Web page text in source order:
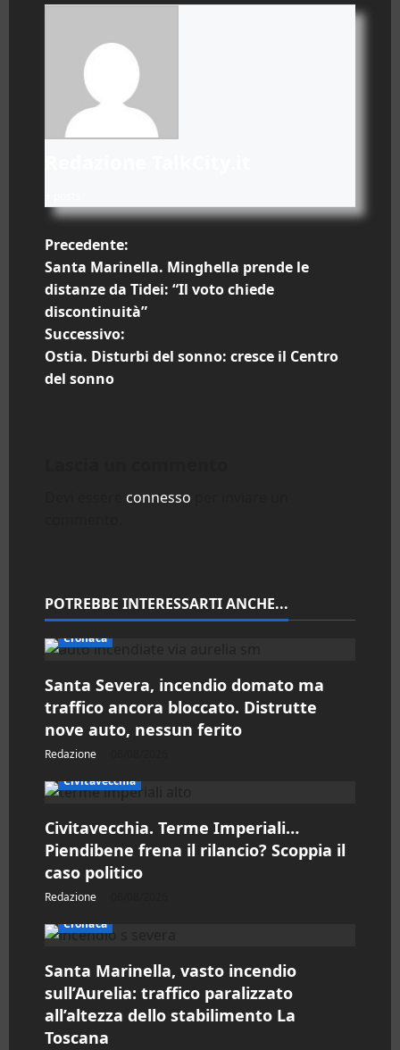
N
a
v
i
n
e
a
r
t
i
c
o
l
o
Precedente:
Santa Marinella. Minghella prende le
distanze da Tidei: “Il voto chiede
discontinuità”
Successivo:
Ostia. Disturbi del sonno: cresce il Centro
del sonno
connesso
POTREBBE INTERESSARTI ANCHE...
Cronaca
Santa Severa, incendio domato ma
traffico ancora bloccato. Distrutte
nove auto, nessun ferito
Redazione
Civitavecchia
Civitavecchia. Terme Imperiali…
Piendibene frena il rilancio? Scoppia il
caso politico
Redazione
Cronaca
Santa Marinella, vasto incendio
sull’Aurelia: traffico paralizzato
all’altezza dello stabilimento La
Toscana